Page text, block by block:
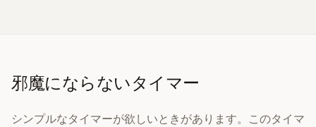
邪魔にならないタイマー
シンプルなタイマーが欲しいときがあります。このタイマ